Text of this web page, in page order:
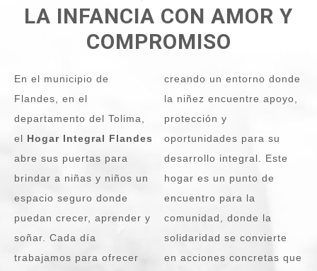
LA INFANCIA CON AMOR Y
COMPROMISO
En el municipio de
Flandes, en el
departamento del Tolima,
el Hogar Integral Flandes
abre sus puertas para
brindar a niñas y niños un
espacio seguro donde
puedan crecer, aprender y
soñar. Cada día
trabajamos para ofrecer
creando un entorno donde
la niñez encuentre apoyo,
protección y
oportunidades para su
desarrollo integral. Este
hogar es un punto de
encuentro para la
comunidad, donde la
solidaridad se convierte
en acciones concretas que